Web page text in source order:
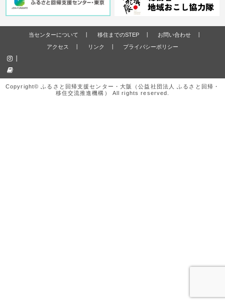
当センターについて 移住までのSTEP
お問い合わせ
アクセス
リンク プライバシーポリシー
Copyright© ふるさと回帰支援センター・大阪（公益社団法人 ふるさと回帰・
移住交流推進機構） All rights reserved.